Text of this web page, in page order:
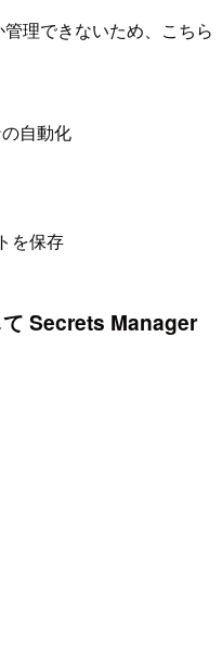
理できないため、こちら
自動化
を保存
Secrets Manager